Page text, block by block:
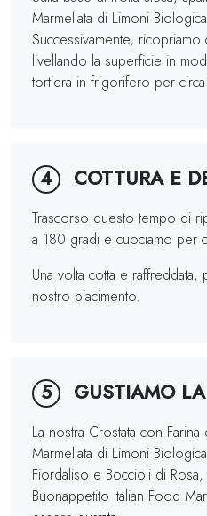
Marmellata di Limoni
Successivamente,
livellando la superficie in
tortiera in frigorifero per
4 COTTURA E
Trascorso questo tempo di
a 180 gradi e cuociamo per
Una volta cotta e
nostro piacimento.
5 GUSTIAMO
La nostra Crostata con
Marmellata di Limoni
Fiordaliso e Boccioli di
Buonappetito Italian Food